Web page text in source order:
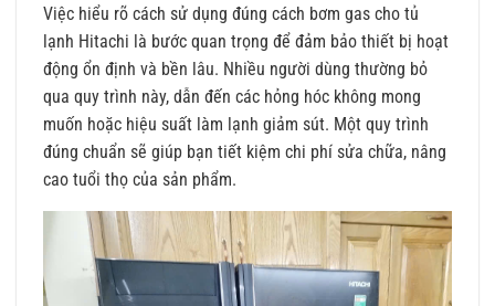
Việc hiểu rõ cách sử dụng đúng cách bơm gas cho tủ
lạnh Hitachi là bước quan trọng để đảm bảo thiết bị hoạt
động ổn định và bền lâu. Nhiều người dùng thường bỏ
qua quy trình này, dẫn đến các hỏng hóc không mong
muốn hoặc hiệu suất làm lạnh giảm sút. Một quy trình
đúng chuẩn sẽ giúp bạn tiết kiệm chi phí sửa chữa, nâng
cao tuổi thọ của sản phẩm.